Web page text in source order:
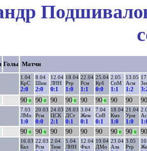
Голы Матчи
1.04
КрС
2:0
8.04
Шин
2:0
12.04
ЛНН
0:1
18.04
Ртр
1:0
22.04
Рсм
1:1
25.04
Куб
0:0
2.05
СпМ
1:1
13.05
Асм
1:2
90 0 90 0 90 90 0 90 90 0 90 90 90
7.03
ЛМо
1:0
20.03
Рсм
0:0
24.03
ЦСК
2:1
28.03
ДСт
0:1
3.04
Жем
0:1
7.04
СпВ
0:1
18.04
Кмз
1:0
21.04
Урм
1:0
90 0 90 0 90 90 90 90 90 0 90 0 90
16.03
Бал
22.03
Рсм
2.04
Тюм
5.04
ЛНН
12.04
Фкл
19.04
ДМо
23.04
Ала
3.05
Ртр